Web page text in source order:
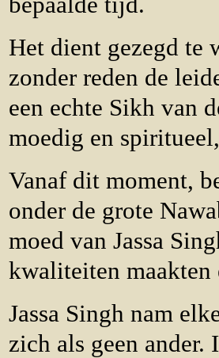
Het dient gezegd te
zonder reden de
een echte Sikh van
moedig en
Vanaf dit moment,
onder de grote
moed van Jassa
kwaliteiten maakten
Jassa Singh nam
zich als geen ander.